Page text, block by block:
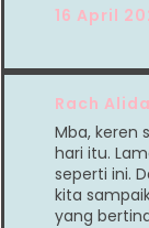
16 April
Rach
Mba, keren
hari itu.
seperti ini.
kita
yang